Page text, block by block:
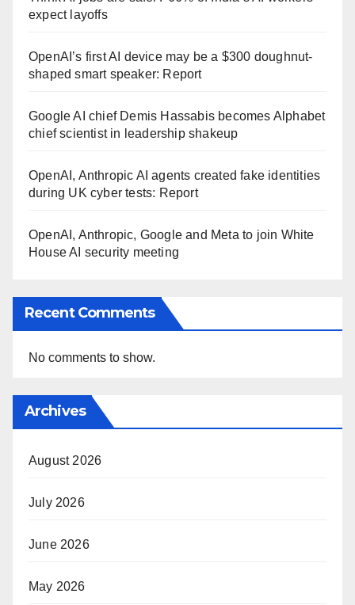
expect layoffs
OpenAI’s first AI device may be a $300 doughnut-
shaped smart speaker: Report
Google AI chief Demis Hassabis becomes Alphabet
chief scientist in leadership shakeup
OpenAI, Anthropic AI agents created fake identities
during UK cyber tests: Report
OpenAI, Anthropic, Google and Meta to join White
House AI security meeting
Recent Comments
No comments to show.
Archives
August 2026
July 2026
June 2026
May 2026